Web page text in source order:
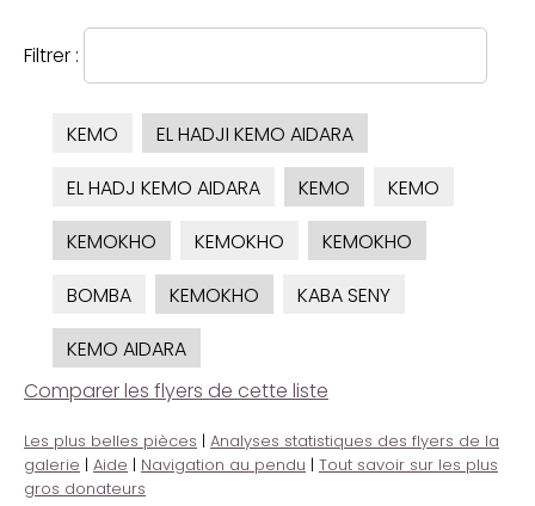
Filtrer :
KEMO
EL HADJI KEMO AIDARA
EL HADJ KEMO AIDARA
KEMO
KEMO
KEMOKHO
KEMOKHO
KEMOKHO
BOMBA
KEMOKHO
KABA SENY
KEMO AIDARA
Comparer les flyers de cette liste
Les plus belles pièces | Analyses statistiques des flyers de la
galerie | Aide | Navigation au pendu | Tout savoir sur les plus
gros donateurs